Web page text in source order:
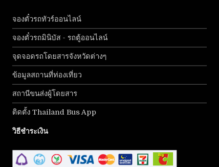
จองตั๋วรถทัวร์ออนไลน์
จองตั๋วรถมินิบัส - รถตู้ออนไลน์
จุดจอดรถโดยสารจังหวัดต่างๆ
ข้อมูลสถานที่ท่องเที่ยว
สถานีขนส่งผู้โดยสาร
ติดตั้ง Thailand Bus App
วิธีชำระเงิน